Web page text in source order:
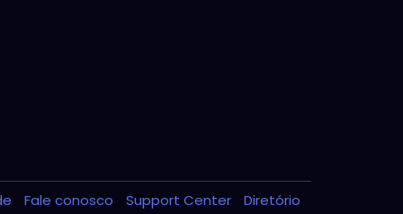
Fale conosco Support Center Diretório